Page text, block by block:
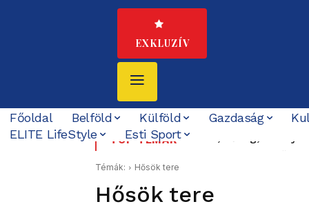
EXKLUZÍV
Főoldal Belföld Külföld Gazdaság
ELITE LifeStyle
Esti Sport
TOP TÉMÁKKrízis, hőség, aszály
Témák: Hősök tere
Hősök tere